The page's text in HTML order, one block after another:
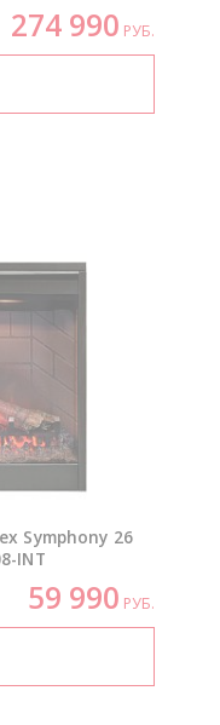
274 990 РУБ.
Symphony 26
INT
59 990 РУБ.